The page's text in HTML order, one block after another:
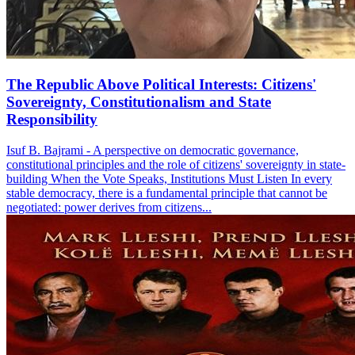
The Republic Above Political Interests: Citizens'
Sovereignty, Constitutionalism and State
Responsibility
Isuf B. Bajrami - A perspective on democratic governance,
constitutional principles and the role of citizens' sovereignty in state-
building When the Vote Speaks, Institutions Must Listen In every
stable democracy, there is a fundamental principle that cannot be
negotiated: power derives from citizens...